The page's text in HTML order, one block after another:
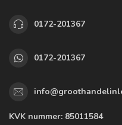
0172-201367
0172-201367
KVK nummer: 85011584